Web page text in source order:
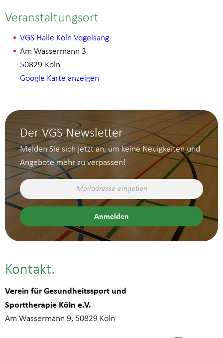
Veranstaltungsort
VGS Halle Köln Vogelsang
Am Wassermann 3
Köln
50829
Google Karte anzeigen
Der VGS Newsletter
Melden Sie sich jetzt an, um keine Neuigkeiten und
Angebote mehr zu verpassen!
Kontakt
Verein für Gesundheitssport und
Sporttherapie Köln e.V.
Am Wassermann 9, 50829 Köln